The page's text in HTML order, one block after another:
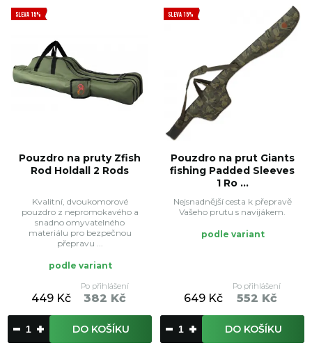
SLEVA 15%
Pouzdro na pruty Zfish
Rod Holdall 2 Rods
Kvalitní, dvoukomorové
pouzdro z nepromokavého a
snadno omyvatelného
materiálu pro bezpečnou
přepravu ...
podle variant
449 Kč
Po přihlášení
382 Kč
DO KOŠÍKU
SLEVA 15%
Pouzdro na prut Giants
fishing Padded Sleeves
1 Ro ...
Nejsnadnější cesta k přepravě
Vašeho prutu s navijákem.
podle variant
649 Kč
Po přihlášení
552 Kč
DO KOŠÍKU